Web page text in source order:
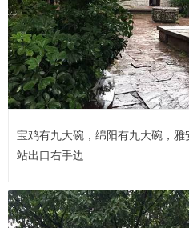
宝鸡有九大碗，绵阳有九大碗，
站出口右手边